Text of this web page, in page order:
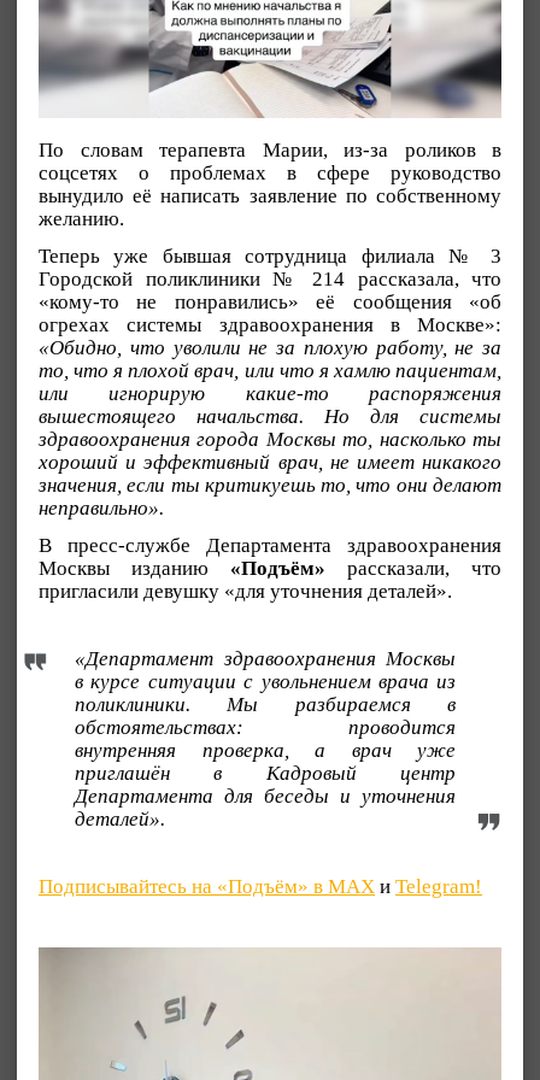
По словам терапевта Марии, из-за роликов в
соцсетях о проблемах в сфере руководство
вынудило её написать заявление по собственному
желанию.
Теперь уже бывшая сотрудница филиала № 3
Городской поликлиники № 214 рассказала, что
«кому-то не понравились» её сообщения «об
огрехах системы здравоохранения в Москве»:
«Обидно, что уволили не за плохую работу, не за
то, что я плохой врач, или что я хамлю пациентам,
или игнорирую какие-то распоряжения
вышестоящего начальства. Но для системы
здравоохранения города Москвы то, насколько ты
хороший и эффективный врач, не имеет никакого
значения, если ты критикуешь то, что они делают
неправильно».
В пресс-службе Департамента здравоохранения
Москвы изданию «Подъём» рассказали, что
пригласили девушку «для уточнения деталей».
«Департамент здравоохранения Москвы
в курсе ситуации с увольнением врача из
поликлиники. Мы разбираемся в
обстоятельствах: проводится
внутренняя проверка, а врач уже
приглашён в Кадровый центр
Департамента для беседы и уточнения
деталей».
Подписывайтесь на «Подъём» в MAX и Telegram!